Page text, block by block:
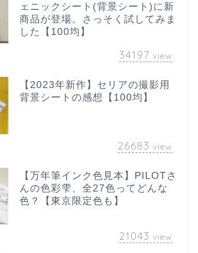
ェニックシート(背景シート)に新
商品が登場。さっそく試してみま
した【100均】
34197 view
【2023年新作】セリアの撮影用
背景シートの感想【100均】
26683 view
【万年筆インク色見本】PILOTさ
んの色彩雫、全27色ってどんな
色？【東京限定色も】
21043 view